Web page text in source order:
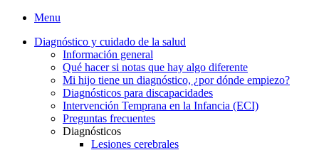
Menu
Diagnóstico y cuidado de la salud
Información general
Qué hacer si notas que hay algo diferente
Mi hijo tiene un diagnóstico, ¿por dónde empiezo?
Diagnósticos para discapacidades
Intervención Temprana en la Infancia (ECI)
Preguntas frecuentes
Diagnósticos
Lesiones cerebrales